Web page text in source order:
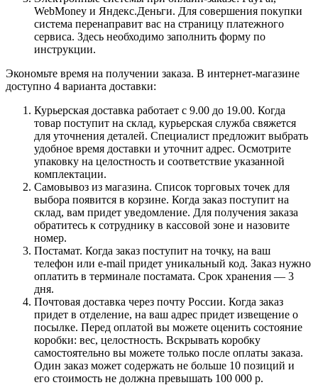
WebMoney и Яндекс.Деньги. Для совершения покупки
система перенаправит вас на страницу платежного
сервиса. Здесь необходимо заполнить форму по
инструкции.
Экономьте время на получении заказа. В интернет-магазине
доступно 4 варианта доставки:
Курьерская доставка работает с 9.00 до 19.00. Когда
товар поступит на склад, курьерская служба свяжется
для уточнения деталей. Специалист предложит выбрать
удобное время доставки и уточнит адрес. Осмотрите
упаковку на целостность и соответствие указанной
комплектации.
Самовывоз из магазина. Список торговых точек для
выбора появится в корзине. Когда заказ поступит на
склад, вам придет уведомление. Для получения заказа
обратитесь к сотруднику в кассовой зоне и назовите
номер.
Постамат. Когда заказ поступит на точку, на ваш
телефон или e-mail придет уникальный код. Заказ нужно
оплатить в терминале постамата. Срок хранения — 3
дня.
Почтовая доставка через почту России. Когда заказ
придет в отделение, на ваш адрес придет извещение о
посылке. Перед оплатой вы можете оценить состояние
коробки: вес, целостность. Вскрывать коробку
самостоятельно вы можете только после оплаты заказа.
Один заказ может содержать не больше 10 позиций и
его стоимость не должна превышать 100 000 р.